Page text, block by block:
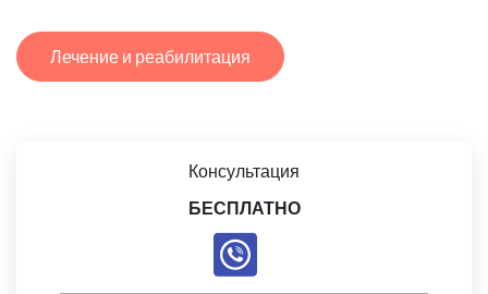
Лечение и реабилитация
Консультация
БЕСПЛАТНО